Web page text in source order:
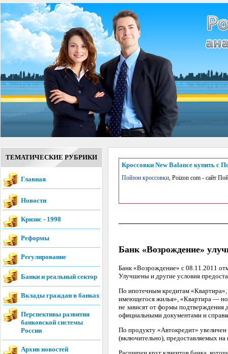
ТЕМАТИЧЕСКИЕ РУБРИКИ
Главная
Новости
Кризис - 1998
Реформы
Регулирование
Банки и реальный сектор
Вклады граждан в банках
Перспективы развития
банковской системы
России
Архив новостей
Кроссовки New Balance купить с
Пойзон кроссовки, Poizon com - сайт
Банк «Возрождение»
Банк «Возрождение» с 08.11.2011
Улучшены и другие условия
По ипотечным кредитам
имеющегося жилья», «Квартира —
не зависят от формы
официальными документами и
По продукту «Автокредит»
(включительно), предоставляемых